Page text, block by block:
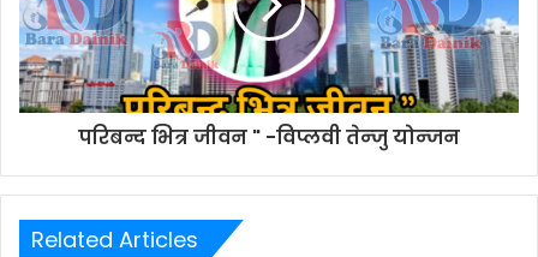
परिबन्द भित्र जीवन " -विप्लवी तेन्जु योन्जन
Related Articles